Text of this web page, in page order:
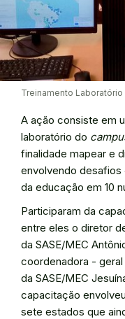
Treinamento Laboratório
A ação consiste em
laboratório do
finalidade mapear e
envolvendo desafios
da educação em 10
Participaram da
entre eles o diretor
da SASE/MEC
coordenadora -
da SASE/MEC
capacitação
sete estados que